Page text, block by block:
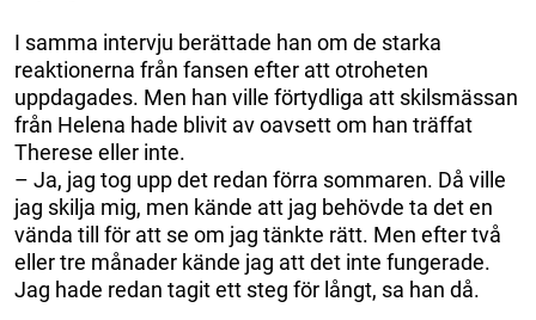
I samma intervju berättade han om de starka
reaktionerna från fansen efter att otroheten
uppdagades. Men han ville förtydliga att skilsmässan
från Helena hade blivit av oavsett om han träffat
Therese eller inte.
– Ja, jag tog upp det redan förra sommaren. Då ville
jag skilja mig, men kände att jag behövde ta det en
vända till för att se om jag tänkte rätt. Men efter två
eller tre månader kände jag att det inte fungerade.
Jag hade redan tagit ett steg för långt, sa han då.